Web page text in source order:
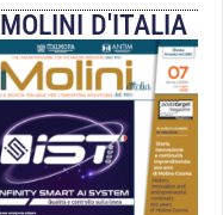
MOLINI D'ITALIA